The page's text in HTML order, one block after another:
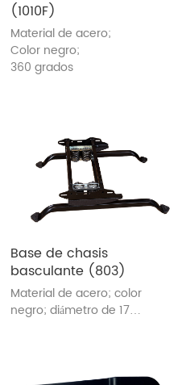
(1010F)
Material de acero;
Color negro;
360 grados
Base de chasis
basculante (803)
Material de acero; color
negro; diámetro de 17